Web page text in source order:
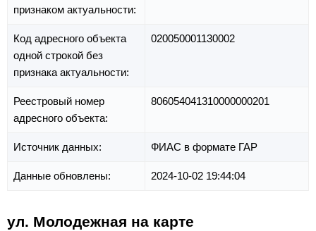
признаком актуальности:
Код адресного объекта
одной строкой без
признака актуальности:
020050001130002
Реестровый номер
адресного объекта:
806054041310000000201
Источник данных: ФИАС в формате ГАР
Данные обновлены: 2024-10-02 19:44:04
ул. Молодежная на карте